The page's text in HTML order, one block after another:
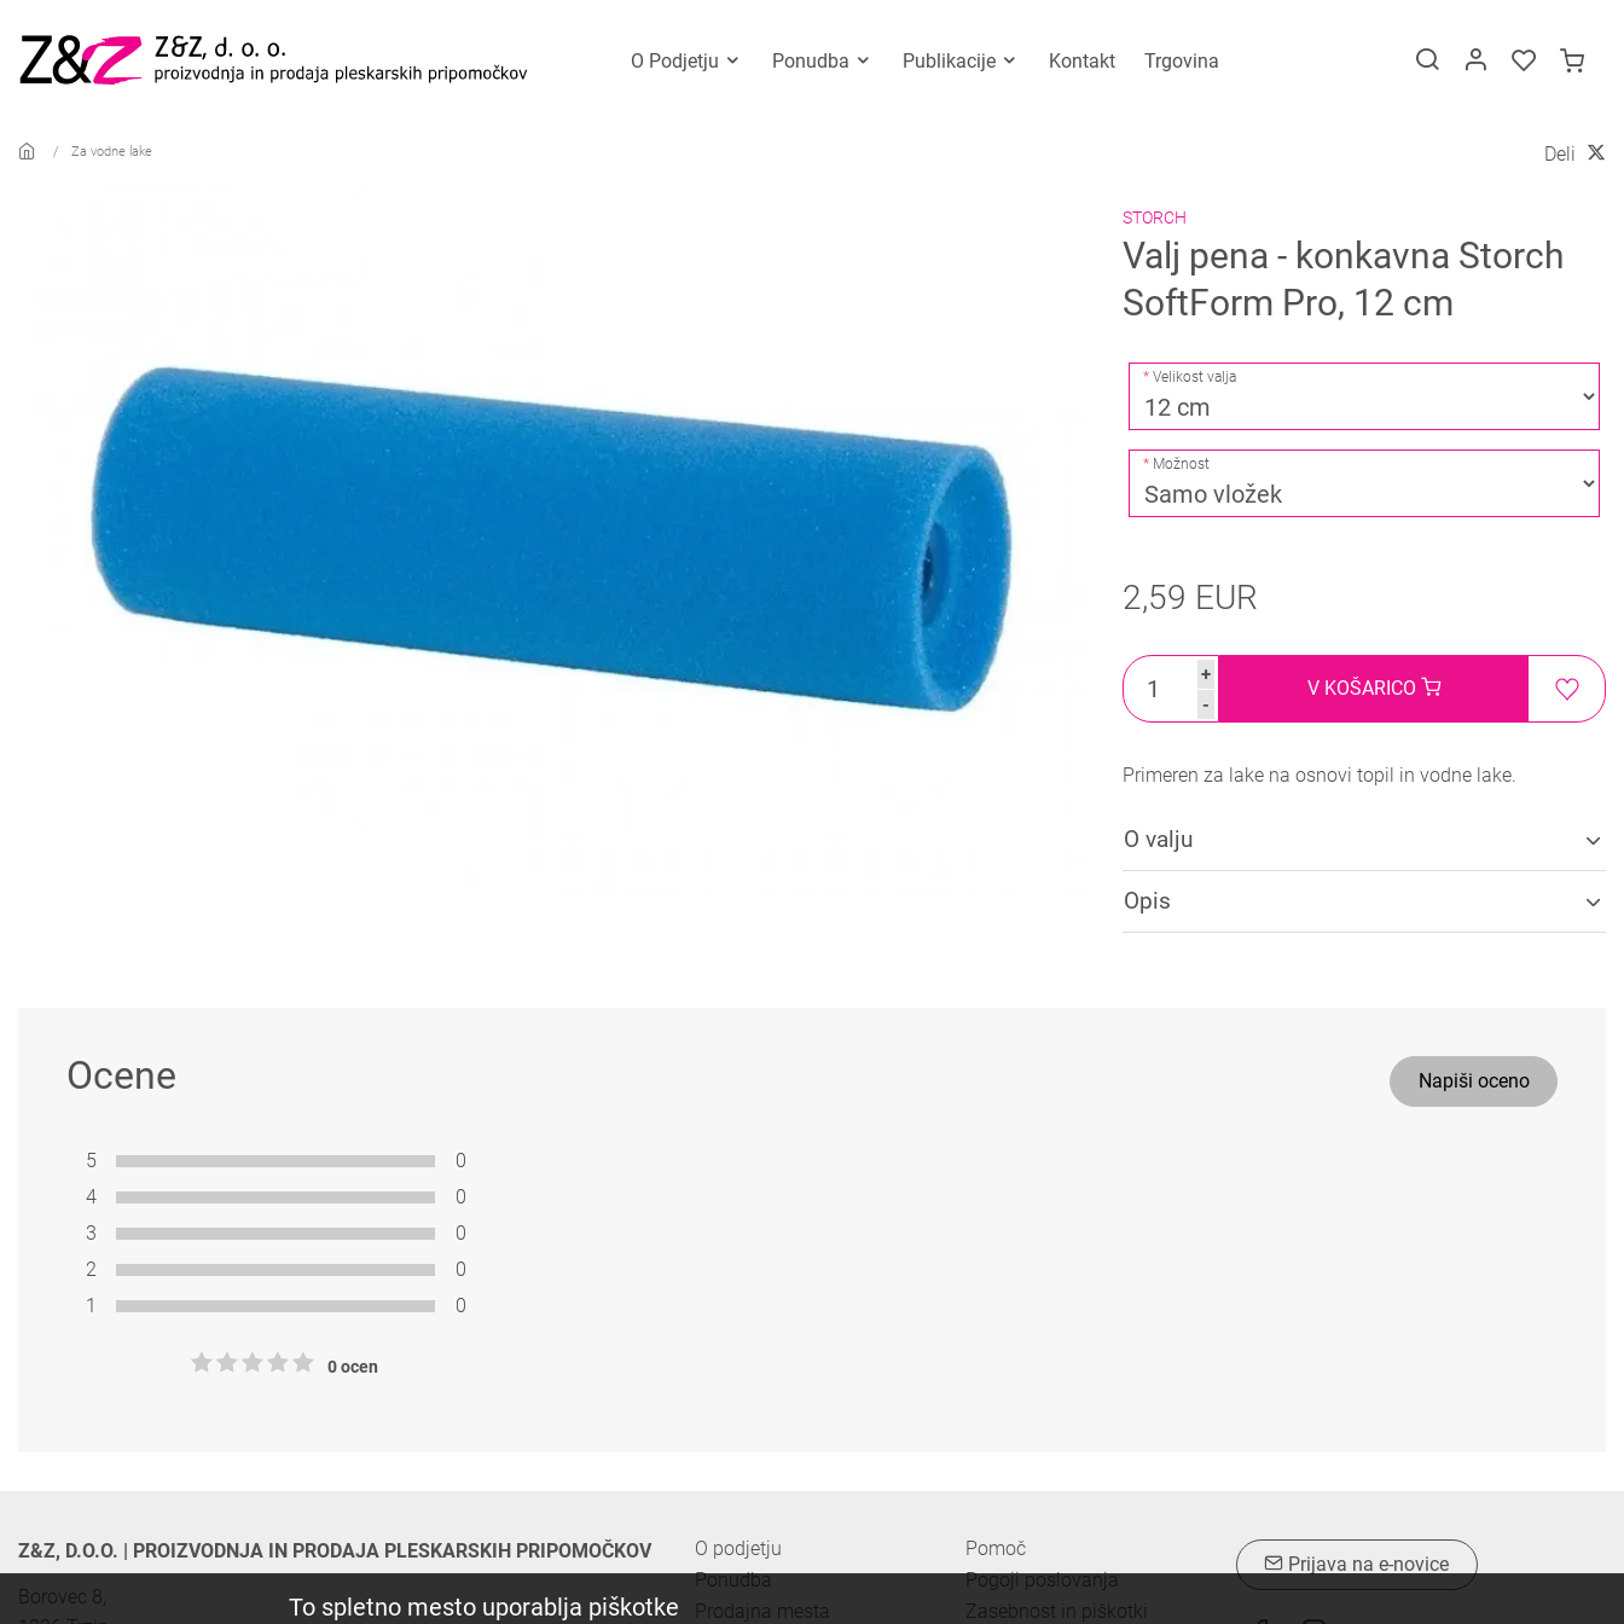
O Podjetju Ponudba Publikacije Kontakt Trgovina
Deli
Za vodne lake
STORCH
Valj pena - konkavna Storch
SoftForm Pro, 12 cm
Velikost valja
Možnost
2,59 EUR
+
-
V KOŠARICO
Primeren za lake na osnovi topil in vodne lake.
O valju
Opis
Ocene Napiši oceno
5
0
4
0
3
0
2
0
1
0
0 ocen
Z&Z, D.O.O. | PROIZVODNJA IN PRODAJA PLESKARSKIH PRIPOMOČKOV
Borovec 8,
O podjetju
Ponudba
Prodajna mesta
Pomoč
Pogoji poslovanja
Zasebnost in piškotki
Prijava na e-novice
To spletno mesto uporablja piškotke